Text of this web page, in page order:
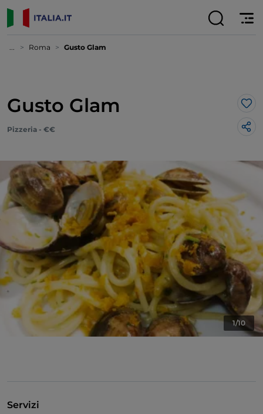
... Roma Gusto Glam
Gusto Glam
Pizzeria - €€
1/10
Servizi